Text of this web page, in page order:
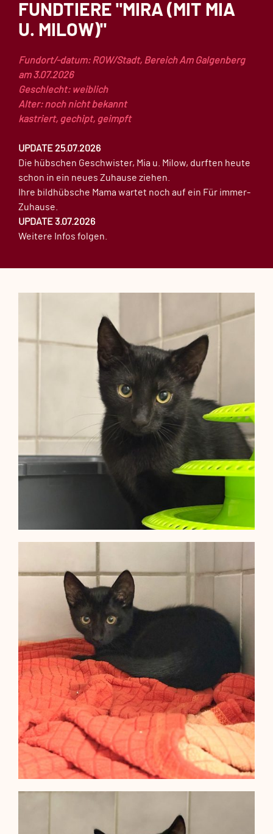
FUNDTIERE "MIRA (MIT MIA
U. MILOW)"
Fundort/-datum: ROW/Stadt, Bereich Am Galgenberg
am 3.07.2026
Geschlecht: weiblich
Alter: noch nicht bekannt
kastriert, gechipt, geimpft
UPDATE 25.07.2026
Die hübschen Geschwister, Mia u. Milow, durften heute
schon in ein neues Zuhause ziehen.
Ihre bildhübsche Mama wartet noch auf ein Für immer-
Zuhause.
UPDATE 3.07.2026
Weitere Infos folgen.